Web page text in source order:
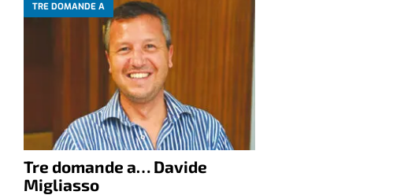
TRE DOMANDE A
Tre domande a… Davide
Migliasso